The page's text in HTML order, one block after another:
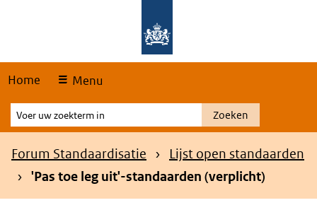
Home Menu
Voer
uw
zoekterm
Zoeken
Kruimelpad
Forum Standaardisatie
Lijst open standaarden
'Pas toe leg uit'-standaarden (verplicht)